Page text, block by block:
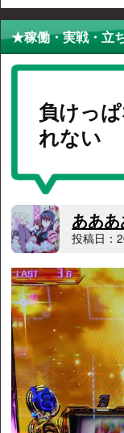
★稼働・実戦・立
負けっ
れない
ああ
投稿日：